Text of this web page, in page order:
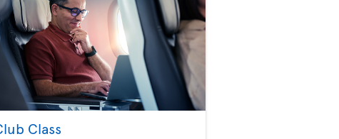
Class